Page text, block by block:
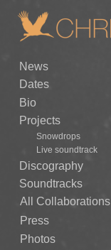
Live soundtrack
Snowdrops
Bio
All Collaborations
Photos
Dates
Soundtracks
Press
Projects
Discography
News